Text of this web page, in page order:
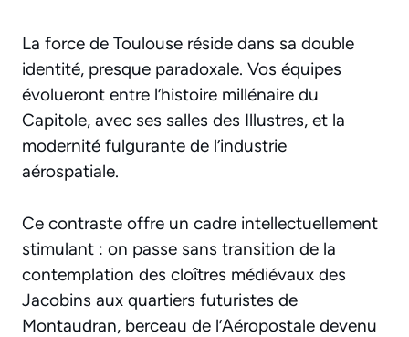
La force de Toulouse réside dans sa double
identité, presque paradoxale. Vos équipes
évolueront entre l’histoire millénaire du
Capitole, avec ses salles des Illustres, et la
modernité fulgurante de l’industrie
aérospatiale.
Ce contraste offre un cadre intellectuellement
stimulant : on passe sans transition de la
contemplation des cloîtres médiévaux des
Jacobins aux quartiers futuristes de
Montaudran, berceau de l’Aéropostale devenu